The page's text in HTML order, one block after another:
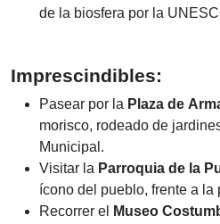
de la biosfera por la
Imprescindibles:
Pasear por la Plaza de
morisco, rodeado de
Municipal.
Visitar la Parroquia de la
ícono del pueblo, frente a la
Recorrer el
Museo